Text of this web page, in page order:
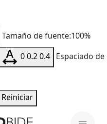
Tamaño de fuente:100%
00.20.4 Espaciado de
Reiniciar